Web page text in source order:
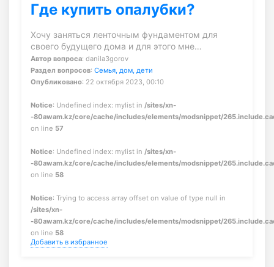
Где купить опалубки?
Хочу заняться ленточным фундаментом для
своего будущего дома и для этого мне…
Автор вопроса: danila3gorov
Раздел вопросов: Семья, дом, дети
Опубликовано: 22 октября 2023, 00:10
Notice: Undefined index: mylist in /sites/xn-
-80awam.kz/core/cache/includes/elements/modsnippet/
on line 57
Notice: Undefined index: mylist in /sites/xn-
-80awam.kz/core/cache/includes/elements/modsnippet/
on line 58
Notice: Trying to access array offset on value of type null in
/sites/xn-
-80awam.kz/core/cache/includes/elements/modsnippet/
on line 58
Добавить в избранное